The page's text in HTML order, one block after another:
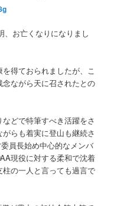
、お亡くなりになりまし
得ておられましたが、こ
ながら天に召されたとの
どで特筆すべき活躍をさ
らも着実に登山も継続さ
員長始め中心的なメンバ
現役に対する柔和で沈着
の一人と言っても過言で